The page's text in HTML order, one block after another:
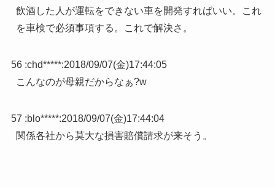
飲酒した人が運転をできない車を開発すればいい。これ
を車検で必須事項する。これで解決さ。
56 :chd*****:2018/09/07(金)17:44:05
こんなのが母親だからなぁ?w
57 :blo*****:2018/09/07(金)17:44:04
関係各社から莫大な損害賠償請求が来そう。